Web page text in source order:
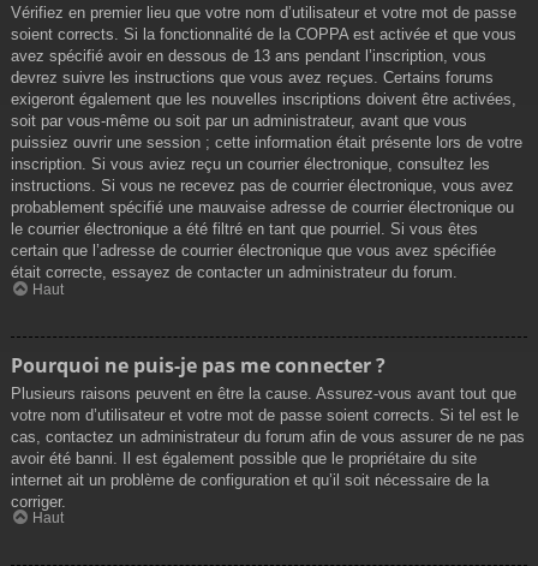
Vérifiez en premier lieu que votre nom d’utilisateur et votre mot de passe
soient corrects. Si la fonctionnalité de la COPPA est activée et que vous
avez spécifié avoir en dessous de 13 ans pendant l’inscription, vous
devrez suivre les instructions que vous avez reçues. Certains forums
exigeront également que les nouvelles inscriptions doivent être activées,
soit par vous-même ou soit par un administrateur, avant que vous
puissiez ouvrir une session ; cette information était présente lors de votre
inscription. Si vous aviez reçu un courrier électronique, consultez les
instructions. Si vous ne recevez pas de courrier électronique, vous avez
probablement spécifié une mauvaise adresse de courrier électronique ou
le courrier électronique a été filtré en tant que pourriel. Si vous êtes
certain que l’adresse de courrier électronique que vous avez spécifiée
était correcte, essayez de contacter un administrateur du forum.
Haut
Pourquoi ne puis-je pas me connecter ?
Plusieurs raisons peuvent en être la cause. Assurez-vous avant tout que
votre nom d’utilisateur et votre mot de passe soient corrects. Si tel est le
cas, contactez un administrateur du forum afin de vous assurer de ne pas
avoir été banni. Il est également possible que le propriétaire du site
internet ait un problème de configuration et qu’il soit nécessaire de la
corriger.
Haut